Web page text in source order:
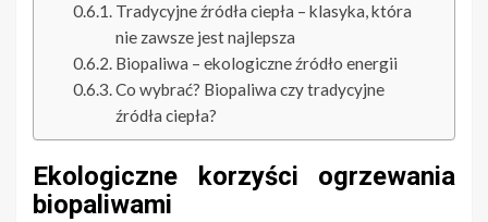
Tradycyjne źródła ciepła – klasyka, która
nie zawsze jest najlepsza
Biopaliwa – ekologiczne źródło energii
Co wybrać? Biopaliwa czy tradycyjne
źródła ciepła?
Ekologiczne korzyści ogrzewania
biopaliwami